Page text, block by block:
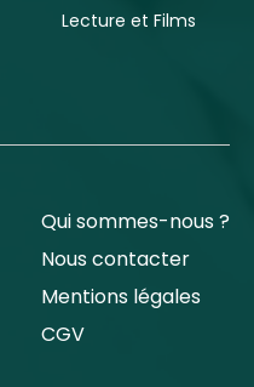
Lecture et Films
Qui sommes-nous ?
Nous contacter
Mentions légales
CGV